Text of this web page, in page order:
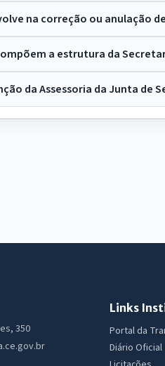
na correção ou anulação
a estrutura da
da Assessoria da Junta de
350
Links
Portal da
Diário Oficial